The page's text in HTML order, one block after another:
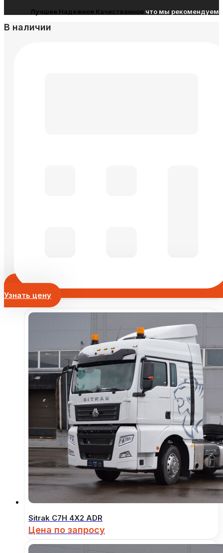
Лучшее Надежное Качественное что мы рекомендуем
В наличии
Узнать цену
Sitrak C7H 4Х2 ADR
Цена по запросу